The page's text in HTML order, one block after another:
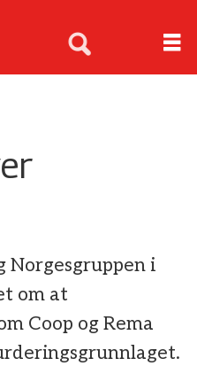
Norgesgruppen i
om at
Coop og Rema